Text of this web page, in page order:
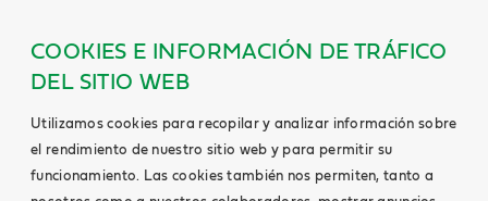
COOKIES E INFORMACIÓN DE TRÁFICO
DEL SITIO WEB
Utilizamos cookies para recopilar y analizar información sobre
el rendimiento de nuestro sitio web y para permitir su
funcionamiento. Las cookies también nos permiten, tanto a